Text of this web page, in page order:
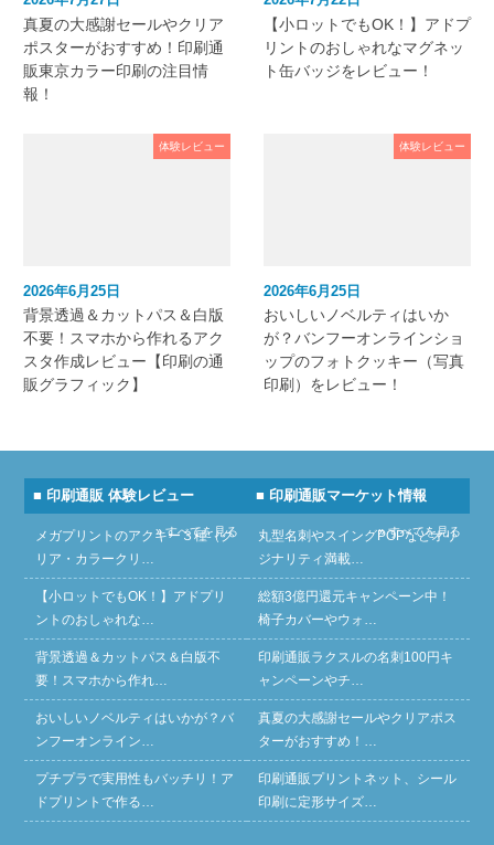
真夏の大感謝セールやクリア
ポスターがおすすめ！印刷通
販東京カラー印刷の注目情
報！
【小ロットでもOK！】アドプ
リントのおしゃれなマグネッ
ト缶バッジをレビュー！
体験レビュー
2026年6月25日
背景透過＆カットパス＆白版
不要！スマホから作れるアク
スタ作成レビュー【印刷の通
販グラフィック】
体験レビュー
2026年6月25日
おいしいノベルティはいか
が？バンフーオンラインショ
ップのフォトクッキー（写真
印刷）をレビュー！
■ 印刷通販 体験レビュー
» すべてを見る
メガプリントのアクキー３種（ク
リア・カラークリ…
【小ロットでもOK！】アドプリ
ントのおしゃれな…
背景透過＆カットパス＆白版不
要！スマホから作れ…
おいしいノベルティはいかが？バ
ンフーオンライン…
プチプラで実用性もバッチリ！ア
ドプリントで作る…
■ 印刷通販マーケット情報
» すべてを見る
丸型名刺やスイングPOPなどオリ
ジナリティ満載…
総額3億円還元キャンペーン中！
椅子カバーやウォ…
印刷通販ラクスルの名刺100円キ
ャンペーンやチ…
真夏の大感謝セールやクリアポス
ターがおすすめ！…
印刷通販プリントネット、シール
印刷に定形サイズ…